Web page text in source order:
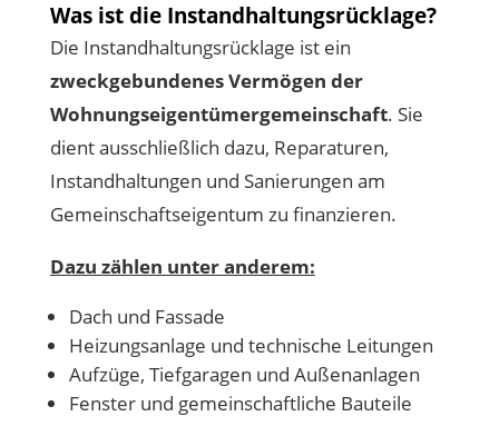
Was ist die Instandhaltungsrücklage?
Die Instandhaltungsrücklage ist ein
zweckgebundenes Vermögen der
Wohnungseigentümergemeinschaft. Sie
dient ausschließlich dazu, Reparaturen,
Instandhaltungen und Sanierungen am
Gemeinschaftseigentum zu finanzieren.
Dazu zählen unter anderem:
Dach und Fassade
Heizungsanlage und technische Leitungen
Aufzüge, Tiefgaragen und Außenanlagen
Fenster und gemeinschaftliche Bauteile